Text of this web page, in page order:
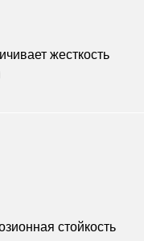
жесткость
стойкость